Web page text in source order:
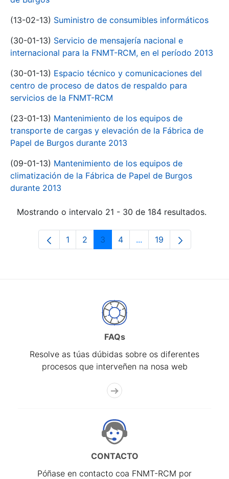
(13-02-13) Suministro de consumibles informáticos
(30-01-13) Servicio de mensajería nacional e
internacional para la FNMT-RCM, en el período 2013
(30-01-13) Espacio técnico y comunicaciones del
centro de proceso de datos de respaldo para
servicios de la FNMT-RCM
(23-01-13) Mantenimiento de los equipos de
transporte de cargas y elevación de la Fábrica de
Papel de Burgos durante 2013
(09-01-13) Mantenimiento de los equipos de
climatización de la Fábrica de Papel de Burgos
durante 2013
Mostrando o intervalo 21 - 30 de 184 resultados.
Páxina
1 Páxina
2 Páxina
3 Páxina
4 ...Páxinas intermedias
Páxina
19
FAQs
Resolve as túas dúbidas sobre os diferentes
procesos que interveñen na nosa web
CONTACTO
Póñase en contacto coa FNMT-RCM por